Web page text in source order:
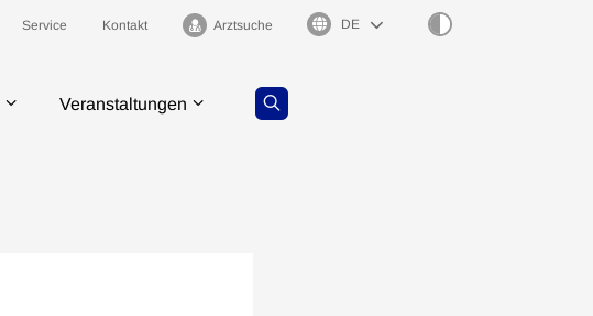
Service Kontakt Arztsuche Sprachauswahl
Veranstaltungen